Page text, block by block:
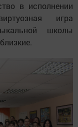
в исполнении
игра
школы